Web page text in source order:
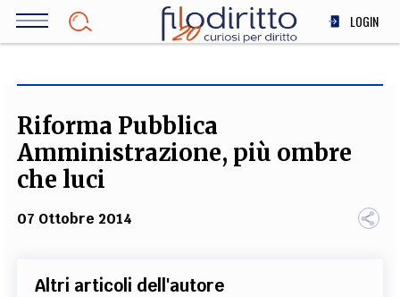
Salta
LOGIN
SOCIETÀ
MEDICINA
SCIENZA
Riforma Pubblica
Amministrazione, più ombre
che luci
07 Ottobre 2014
Altri articoli dell'autore